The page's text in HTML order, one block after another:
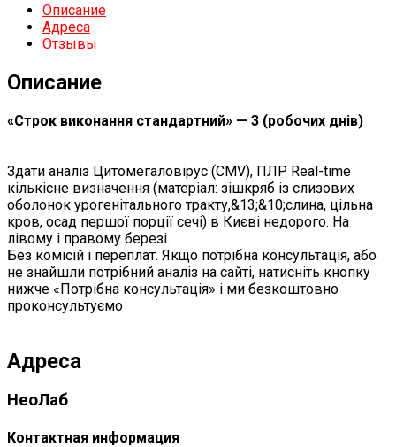
Описание
Адреса
Отзывы
Описание
«Строк виконання стандартний» — 3 (робочих днів)
Здати аналіз Цитомегаловірус (CMV), ПЛР Real-time
кількісне визначення (матеріал: зішкряб із слизових
оболонок урогенітального тракту,&13;&10;слина, цільна
кров, осад першої порції сечі) в Києві недорого. На
лівому і правому березі.
Без комісій і переплат. Якщо потрібна консультація, або
не знайшли потрібний аналіз на сайті, натисніть кнопку
нижче «Потрібна консультація» і ми безкоштовно
проконсультуємо
Адреса
НеоЛаб
Контактная информация